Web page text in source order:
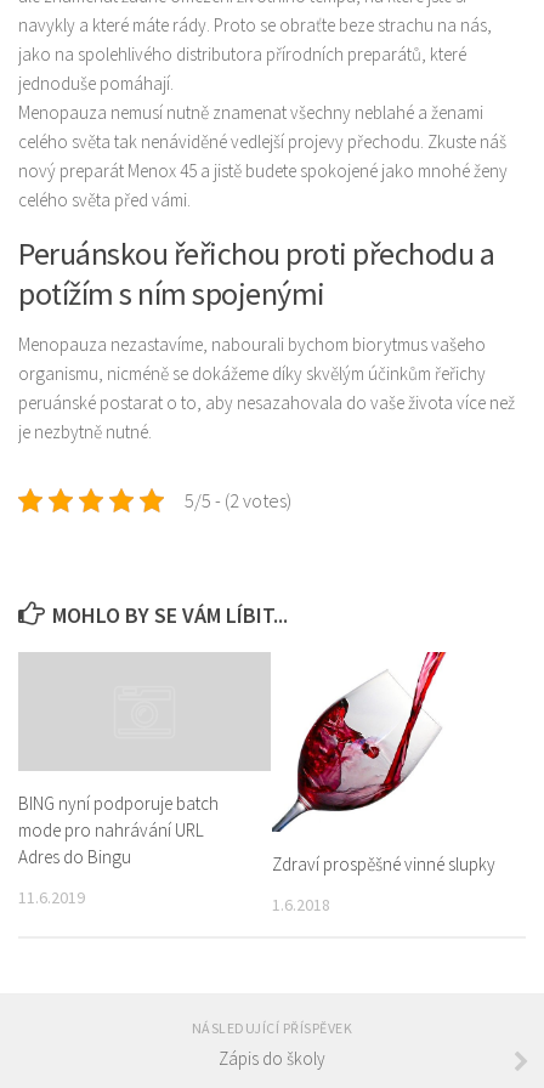
Produkty
Sport
navykly a které máte rády. Proto se obraťte beze strachu na nás,
jako na spolehlivého distributora přírodních preparátů, které
jednoduše pomáhají.
Menopauza nemusí nutně znamenat všechny neblahé a ženami
celého světa tak nenáviděné vedlejší projevy přechodu. Zkuste náš
nový preparát Menox 45 a jistě budete spokojené jako mnohé ženy
celého světa před vámi.
Peruánskou řeřichou proti přechodu a
potížím s ním spojenými
Menopauza nezastavíme, nabourali bychom biorytmus vašeho
organismu, nicméně se dokážeme díky skvělým účinkům řeřichy
peruánské postarat o to, aby nesazahovala do vaše života více než
je nezbytně nutné.
5/5 - (2 votes)
MOHLO BY SE VÁM LÍBIT...
BING nyní podporuje batch
mode pro nahrávání URL
Adres do Bingu
11.6.2019
Zdraví prospěšné vinné slupky
1.6.2018
NÁSLEDUJÍCÍ PŘÍSPĚVEK
Zápis do školy